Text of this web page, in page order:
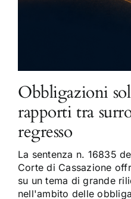
Obbligazioni
rapporti tra
regresso
La sentenza n. 16835
Corte di Cassazione
su un tema di grande
nell'ambito delle